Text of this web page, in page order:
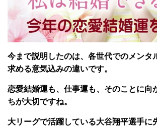
今まで説明したのは、各世代でのメンタ
求める意気込みの違いです。
恋愛結婚運も、仕事運も、そのことに向
ちが大切ですね。
大リーグで活躍している大谷翔平選手に